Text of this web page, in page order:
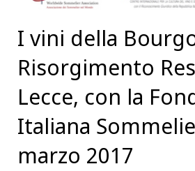
I vini della
Risorgimento
Lecce, con la
Italiana
marzo 2017